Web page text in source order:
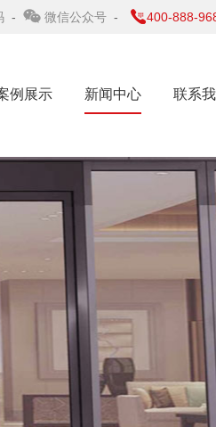
- 微信公众号 - 400-888-
例展示 新闻中心 联系